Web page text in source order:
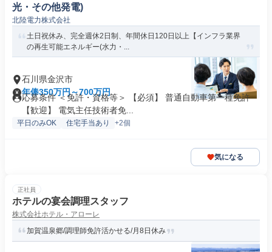
光・その他発電)
北陸電力株式会社
土日祝休み、完全週休2日制、年間休日120日以上【インフラ業界
の再生可能エネルギー(水力・...
石川県金沢市
年俸350万円～700万円
応募条件 ＜免許・資格等＞ 【必須】 普通自動車第一種免許
【歓迎】 電気主任技術者免...
平日のみOK 住宅手当あり +2個
気になる
正社員
ホテルの宴会調理スタッフ
株式会社ホテル・アローレ
加賀温泉郷/調理師免許活かせる/月8日休み